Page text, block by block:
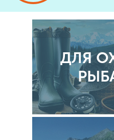
ДЛЯ